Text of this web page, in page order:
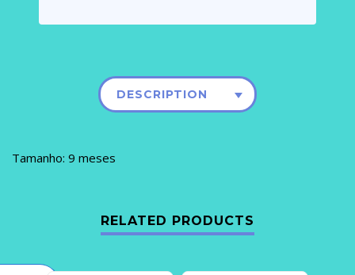
DESCRIPTION
Tamanho: 9 meses
RELATED PRODUCTS